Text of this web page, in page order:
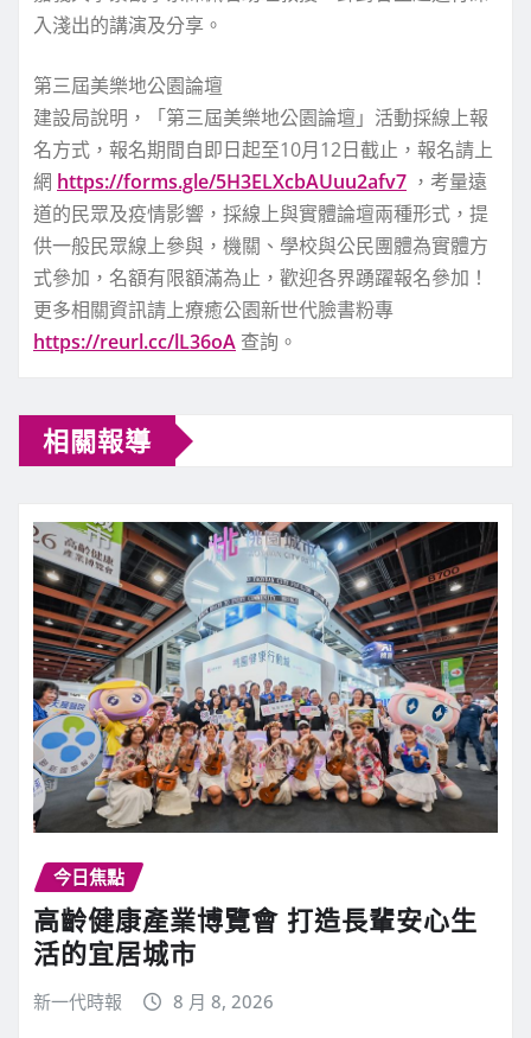
入淺出的講演及分享。
第三屆美樂地公園論壇
建設局說明，「第三屆美樂地公園論壇」活動採線上報
名方式，報名期間自即日起至10月12日截止，報名請上
網 https://forms.gle/5H3ELXcbAUuu2afv7 ，考量遠
道的民眾及疫情影響，採線上與實體論壇兩種形式，提
供一般民眾線上參與，機關、學校與公民團體為實體方
式參加，名額有限額滿為止，歡迎各界踴躍報名參加！
更多相關資訊請上療癒公園新世代臉書粉專
https://reurl.cc/lL36oA 查詢。
相關報導
今日焦點
高齡健康產業博覽會 打造長輩安心生
活的宜居城市
新一代時報 8 月 8, 2026